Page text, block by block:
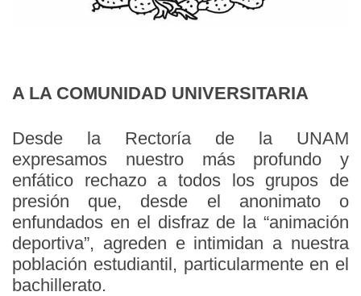
A LA COMUNIDAD UNIVERSITARIA
Desde la Rectoría de la UNAM
expresamos nuestro más profundo y
enfático rechazo a todos los grupos de
presión que, desde el anonimato o
enfundados en el disfraz de la “animación
deportiva”, agreden e intimidan a nuestra
población estudiantil, particularmente en el
bachillerato.